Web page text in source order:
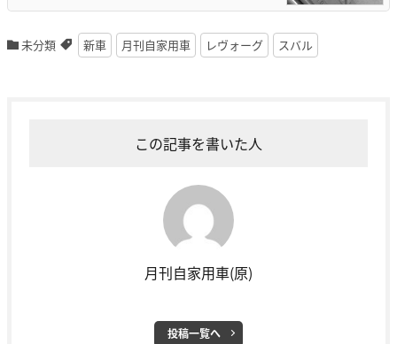
未分類 新車 月刊自家用車 レヴォーグ スバル
この記事を書いた人
月刊自家用車(原)
投稿一覧へ